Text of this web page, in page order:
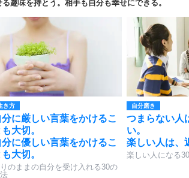
趣味を持とう。相手も自分も幸せにできる。
き方
分に厳しい言葉をかけるこ
も大切。
分に優しい言葉をかけるこ
も大切。
のままの自分を受け入れる30の
自分磨き
つまらない人
い。
楽しい人は、
楽しい人になる